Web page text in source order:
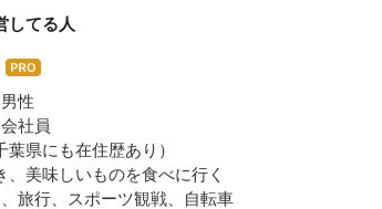
してる人
はて
なブ
ログ
Pro
性
社員
県にも在住歴あり）
、美味しいものを食べに行く
、旅行、スポーツ観戦、自転車